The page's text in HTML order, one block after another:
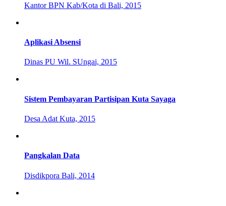
Kantor BPN Kab/Kota di Bali, 2015
Aplikasi Absensi
Dinas PU Wil. SUngai, 2015
Sistem Pembayaran Partisipan Kuta Sayaga
Desa Adat Kuta, 2015
Pangkalan Data
Disdikpora Bali, 2014